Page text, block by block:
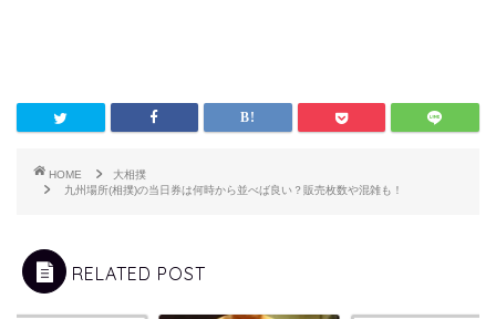
HOME
大相撲
九州場所(相撲)の当日券は何時から並べば良い？販売枚数や混雑も！
RELATED POST